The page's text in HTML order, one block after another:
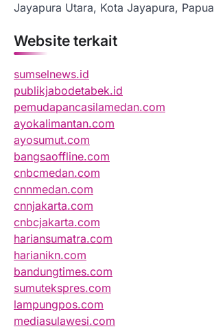
Jayapura Utara, Kota Jayapura, Papua
Website terkait
sumselnews.id
publikjabodetabek.id
pemudapancasilamedan.com
ayokalimantan.com
ayosumut.com
bangsaoffline.com
cnbcmedan.com
cnnmedan.com
cnnjakarta.com
cnbcjakarta.com
hariansumatra.com
harianikn.com
bandungtimes.com
sumutekspres.com
lampungpos.com
mediasulawesi.com